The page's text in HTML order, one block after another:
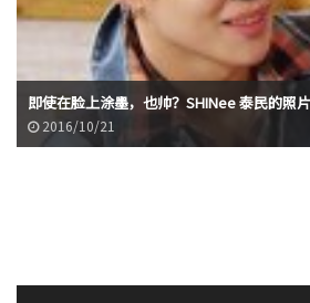
即使在脸上涂墨，也帅？SHINee 泰民的照
2016/10/21